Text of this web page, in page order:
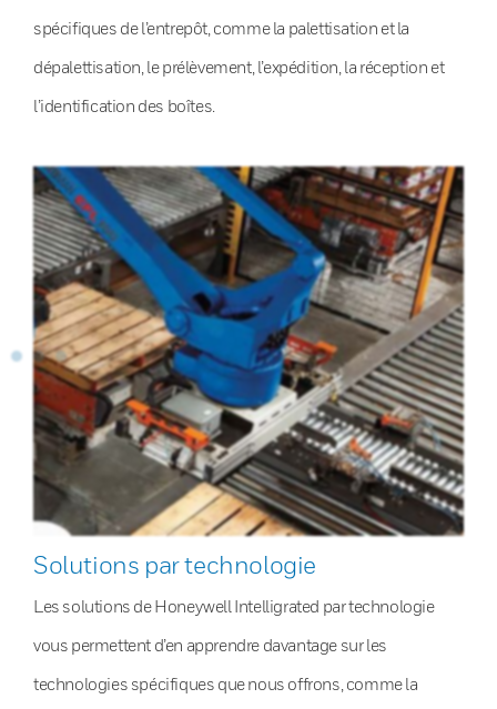
spécifiques de l’entrepôt, comme la palettisation et la
dépalettisation, le prélèvement, l’expédition, la réception et
l’identification des boîtes.
Solutions par technologie
Les solutions de Honeywell Intelligrated par technologie
vous permettent d’en apprendre davantage sur les
technologies spécifiques que nous offrons, comme la